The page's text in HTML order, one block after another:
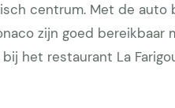
centrum. Met de
zijn goed bereikbaar
het restaurant La